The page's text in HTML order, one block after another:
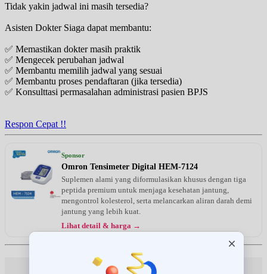
Tidak yakin jadwal ini masih tersedia?
Asisten Dokter Siaga dapat membantu:
✅ Memastikan dokter masih praktik
✅ Mengecek perubahan jadwal
✅ Membantu memilih jadwal yang sesuai
✅ Membantu proses pendaftaran (jika tersedia)
✅ Konsulttasi permasalahan administrasi pasien BPJS
Respon Cepat !!
Sponsor
Omron Tensimeter Digital HEM-7124
Suplemen alami yang diformulasikan khusus dengan tiga
peptida premium untuk menjaga kesehatan jantung,
mengontrol kolesterol, serta melancarkan aliran darah demi
jantung yang lebih kuat.
Lihat detail & harga →